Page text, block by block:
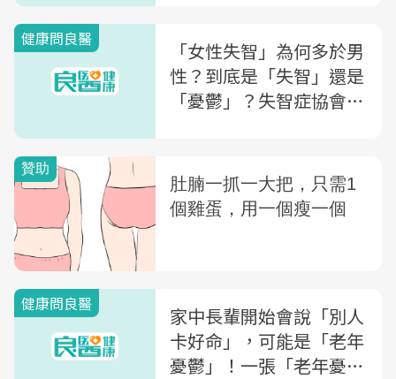
健康問良醫
「女性失智」為何多於男
性？到底是「失智」還是
「憂鬱」？失智症協會理
健康問良醫
家中長輩開始會說「別人
卡好命」，可能是「老年
憂鬱」！一張「老年憂鬱